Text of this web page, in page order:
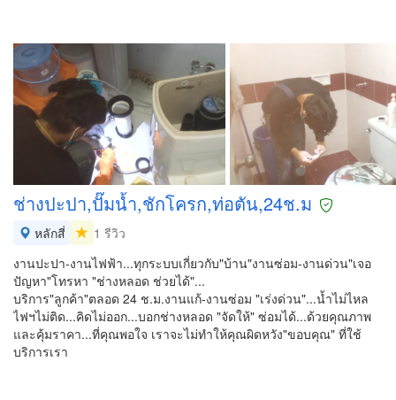
ช่างปะปา,ปั๊มน้ำ,ชักโครก,ท่อตัน,24ช.ม
หลักสี่
1 รีวิว
งานปะปา-งานไฟฟ้า...ทุกระบบเกี่ยวกับ"บ้าน"งานซ่อม-งานด่วน"เจอ
ปัญหา"โทรหา "ช่างหลอด ช่วยได้"...
บริการ"ลูกค้า"ตลอด 24 ช.ม.งานแก้-งานซ่อม "เร่งด่วน"...น้ำไม่ไหล
ไฟฯไม่ติด...คิดไม่ออก...บอกช่างหลอด "จัดให้" ซ่อมได้...ด้วยคุณภาพ
และคุ้มราคา...ที่คุณพอใจ เราจะไม่ทำให้คุณผิดหวัง"ขอบคุณ" ที่ใช้
บริการเรา